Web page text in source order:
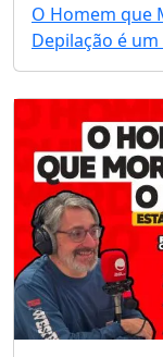
O Homem que
Depilação é